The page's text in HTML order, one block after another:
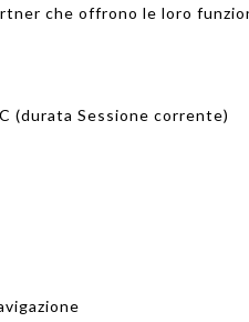
che offrono le loro
(durata Sessione corrente)